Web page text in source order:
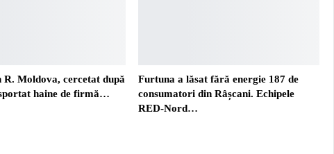
R. Moldova, cercetat după
haine de firmă…
Furtuna a lăsat fără energie 187 de
consumatori din Râșcani. Echipele
RED-Nord…